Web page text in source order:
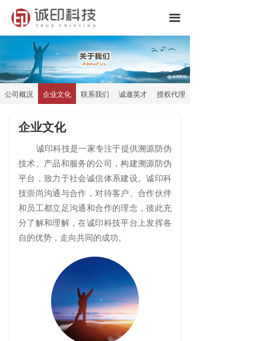
끀
诚印科技是一家专注于提供溯源防伪
技术、产品和服务的公司，构建溯源防伪
平台，致力于社会诚信体系建设。诚印科
技崇尚沟通与合作，对待客户、合作伙伴
和员工都立足沟通和合作的理念，彼此充
分了解和理解，在诚印科技平台上发挥各
自的优势，走向共同的成功。
企业文化
公司概况 企业文化 联系我们 诚邀英才 授权代理